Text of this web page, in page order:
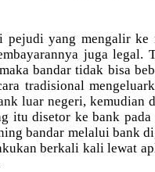
pejudi yang mengalir
juga legal.
bandar tidak bisa
tradisional
luar negeri, kemudian
itu disetor ke bank
bandar melalui bank
berkali kali lewat